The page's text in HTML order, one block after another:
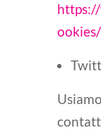
ookies/